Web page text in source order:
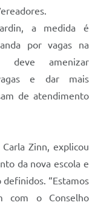
a medida é
por vagas na
deve amenizar
e dar mais
de atendimento
Zinn, explicou
da nova escola e
“Estamos
com o Conselho